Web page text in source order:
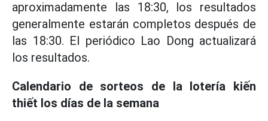
aproximadamente las 18:30, los resultados
generalmente estarán completos después de
las 18:30. El periódico Lao Dong actualizará
los resultados.
Calendario de sorteos de la lotería kiến
thiết los días de la semana